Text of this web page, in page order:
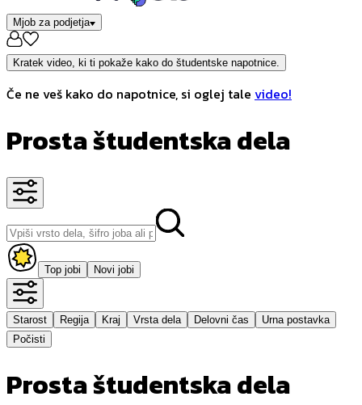
Mjob za podjetja
Kratek video, ki ti pokaže kako do študentske napotnice.
Če ne veš kako do napotnice, si oglej tale video!
Prosta študentska dela
Top jobi Novi jobi
Starost Regija Kraj Vrsta dela Delovni čas
Urna postavka
Počisti
Prosta študentska dela